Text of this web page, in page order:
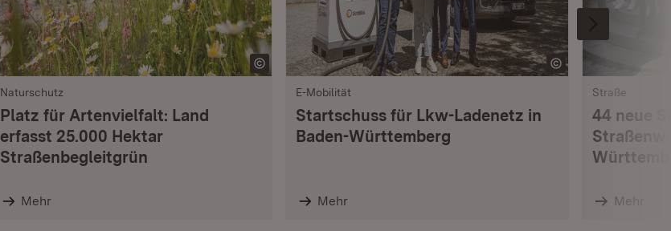
Naturschutz
Platz für Artenvielfalt: Land
erfasst 25.000 Hektar
Straßenbegleitgrün
Mehr
E-Mobilität
Startschuss für Lkw-Ladenetz in
Baden-Württemberg
Mehr
Straße
44 neue
Mehr